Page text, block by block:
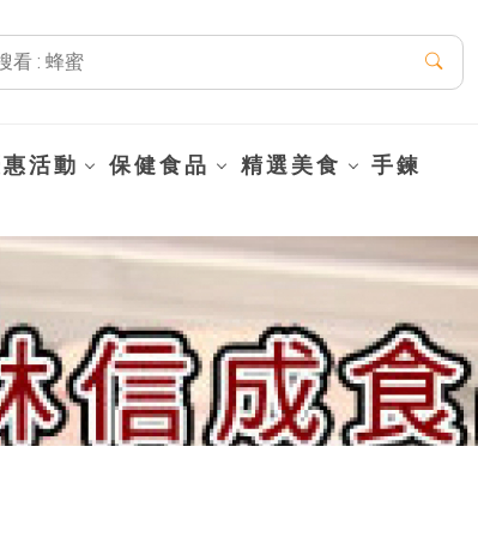
活動 保健食品 精選美食 手鍊